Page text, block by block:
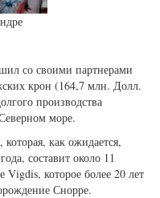
со своими партнерами
крон (164,7 млн. Долл.
производства
море.
как ожидается,
составит около 11
которое более 20 лет
Снорре.